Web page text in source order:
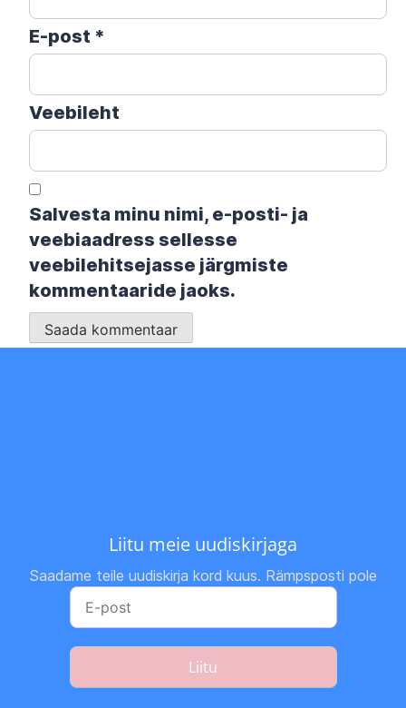
E-post *
Veebileht
Salvesta minu nimi, e-posti- ja
veebiaadress sellesse
veebilehitsejasse järgmiste
kommentaaride jaoks.
Liitu meie uudiskirjaga
Saadame teile uudiskirja kord kuus. Rämpsposti pole
Liitu